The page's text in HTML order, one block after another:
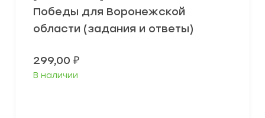
Победы для Воронежской
области (задания и ответы)
299,00 ₽
В наличии